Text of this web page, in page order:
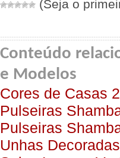
(Seja o
Conteúdo
e Modelos
Cores de Casas
Pulseiras
Pulseiras
Unhas